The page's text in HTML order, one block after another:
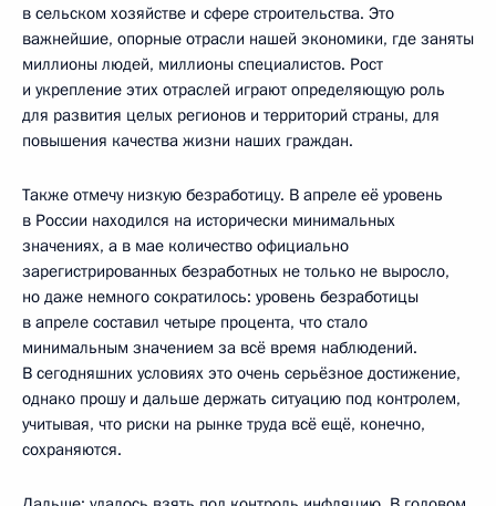
в сельском хозяйстве и сфере строительства. Это
важнейшие, опорные отрасли нашей экономики, где заняты
миллионы людей, миллионы специалистов. Рост
и укрепление этих отраслей играют определяющую роль
для развития целых регионов и территорий страны, для
повышения качества жизни наших граждан.
Также отмечу низкую безработицу. В апреле её уровень
в России находился на исторически минимальных
значениях, а в мае количество официально
зарегистрированных безработных не только не выросло,
но даже немного сократилось: уровень безработицы
в апреле составил четыре процента, что стало
минимальным значением за всё время наблюдений.
В сегодняшних условиях это очень серьёзное достижение,
однако прошу и дальше держать ситуацию под контролем,
учитывая, что риски на рынке труда всё ещё, конечно,
сохраняются.